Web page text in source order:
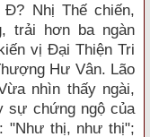
Nhị Thế chiến,
trải hơn ba ngàn
vị Ðại Thiện Tri
Hư Vân. Lão
nhìn thấy ngài,
sự chứng ngộ của
"Như thị, như thị";